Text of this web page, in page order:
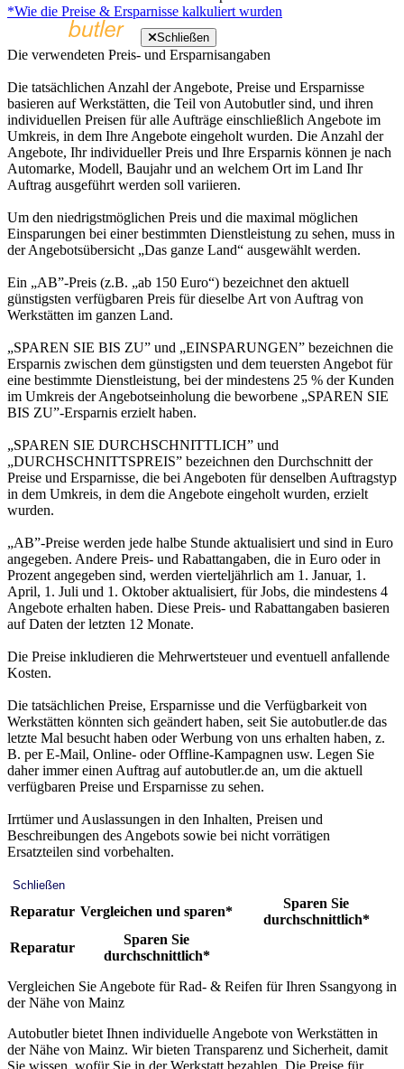
*Wie die Preise & Ersparnisse kalkuliert wurden
Schließen
Die verwendeten Preis- und Ersparnisangaben
Die tatsächlichen Anzahl der Angebote, Preise und Ersparnisse
basieren auf Werkstätten, die Teil von Autobutler sind, und ihren
individuellen Preisen für alle Aufträge einschließlich Angebote im
Umkreis, in dem Ihre Angebote eingeholt wurden. Die Anzahl der
Angebote, Ihr individueller Preis und Ihre Ersparnis können je nach
Automarke, Modell, Baujahr und an welchem Ort im Land Ihr
Auftrag ausgeführt werden soll variieren.
Um den niedrigstmöglichen Preis und die maximal möglichen
Einsparungen bei einer bestimmten Dienstleistung zu sehen, muss in
der Angebotsübersicht „Das ganze Land“ ausgewählt werden.
Ein „AB”-Preis (z.B. „ab 150 Euro“) bezeichnet den aktuell
günstigsten verfügbaren Preis für dieselbe Art von Auftrag von
Werkstätten im ganzen Land.
„SPAREN SIE BIS ZU” und „EINSPARUNGEN” bezeichnen die
Ersparnis zwischen dem günstigsten und dem teuersten Angebot für
eine bestimmte Dienstleistung, bei der mindestens 25 % der Kunden
im Umkreis der Angebotseinholung die beworbene „SPAREN SIE
BIS ZU”-Ersparnis erzielt haben.
„SPAREN SIE DURCHSCHNITTLICH” und
„DURCHSCHNITTSPREIS” bezeichnen den Durchschnitt der
Preise und Ersparnisse, die bei Angeboten für denselben Auftragstyp
in dem Umkreis, in dem die Angebote eingeholt wurden, erzielt
wurden.
„AB”-Preise werden jede halbe Stunde aktualisiert und sind in Euro
angegeben. Andere Preis- und Rabattangaben, die in Euro oder in
Prozent angegeben sind, werden vierteljährlich am 1. Januar, 1.
April, 1. Juli und 1. Oktober aktualisiert, für Jobs, die mindestens 4
Angebote erhalten haben. Diese Preis- und Rabattangaben basieren
auf Daten der letzten 12 Monate.
Die Preise inkludieren die Mehrwertsteuer und eventuell anfallende
Kosten.
Die tatsächlichen Preise, Ersparnisse und die Verfügbarkeit von
Werkstätten könnten sich geändert haben, seit Sie autobutler.de das
letzte Mal besucht haben oder Werbung von uns erhalten haben, z.
B. per E-Mail, Online- oder Offline-Kampagnen usw. Legen Sie
daher immer einen Auftrag auf autobutler.de an, um die aktuell
verfügbaren Preise und Ersparnisse zu sehen.
Irrtümer und Auslassungen in den Inhalten, Preisen und
Beschreibungen des Angebots sowie bei nicht vorrätigen
Ersatzteilen sind vorbehalten.
Schließen
Reparatur Vergleichen und sparen*
Sparen Sie
durchschnittlich*
Reparatur
Sparen Sie
durchschnittlich*
Vergleichen Sie Angebote für Rad- & Reifen für Ihren Ssangyong in
der Nähe von Mainz
Autobutler bietet Ihnen individuelle Angebote von Werkstätten in
der Nähe von Mainz. Wir bieten Transparenz und Sicherheit, damit
Sie wissen, wofür Sie in der Werkstatt bezahlen. Die Preise für